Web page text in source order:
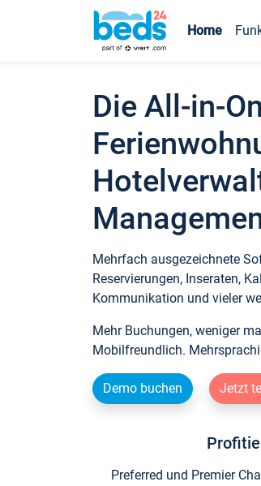
Home
Die All-in-
Mehrfach ausgezeichnete
Reservierungen, Inseraten,
Kommunikation und vieler
Mehr Buchungen, weniger
Mobilfreundlich.
Demo buchen Jetzt
Preferred und Premier